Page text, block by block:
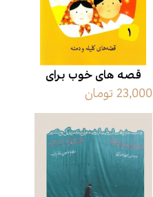
قصه های خوب برای
بچه های خوب 123,000 تومان